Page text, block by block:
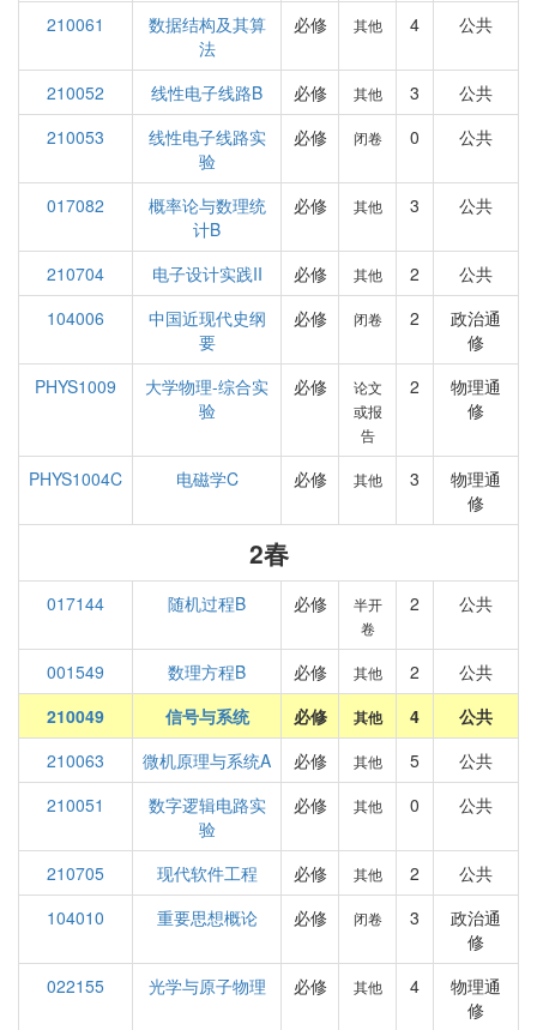
210061
数据结构及其算
法
必修 其他 4 公共
210052 线性电子线路B 必修 其他 3
公共
210053
线性电子线路实
验
必修 闭卷 0 公共
017082
概率论与数理统
计B
必修 其他 3 公共
210704 电子设计实践II 必修 其他 2
公共
104006
中国近现代史纲
要
必修 闭卷 2
政治通
修
PHYS1009
大学物理-综合实
验
必修
论文
或报
告
2
物理通
修
PHYS1004C 电磁学C 必修 其他 3
物理通
修
2春
017144 随机过程B 必修
半开
卷
2 公共
001549 数理方程B 必修 其他 2
公共
210049
信号与系统 必修 其他 4
公共
210063
微机原理与系统A 必修 其他 5
公共
210051
数字逻辑电路实
验
必修 其他 0 公共
210705 现代软件工程 必修 其他 2
公共
104010
重要思想概论 必修 闭卷 3
政治通
修
022155
光学与原子物理 必修 其他 4
物理通
修